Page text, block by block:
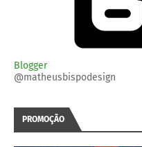
Blogger
@matheusbispodesign
PROMOÇÃO